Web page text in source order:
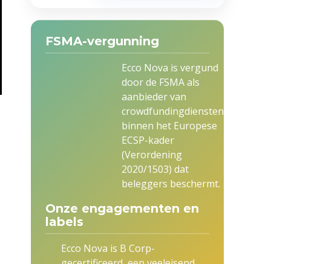
FSMA-vergunning
Ecco Nova is vergund
door de FSMA als
aanbieder van
crowdfundingdiensten,
binnen het Europese
ECSP-kader
(Verordening
2020/1503) dat
beleggers beschermt.
Onze engagementen en
labels
Ecco Nova is B Corp-